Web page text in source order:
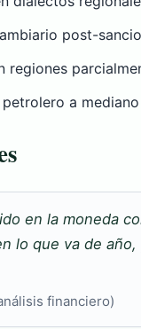
post-
regiones
a
en la moneda
lo que va de año,
financiero)